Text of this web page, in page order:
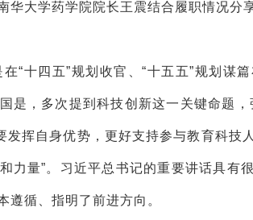
华大学药学院院长王震结合履职情况分
“十四五”规划收官、“十五五”规划谋
是，多次提到科技创新这一关键命题
发挥自身优势，更好支持参与教育科技
力量”。习近平总书记的重要讲话具有
遵循、指明了前进方向。